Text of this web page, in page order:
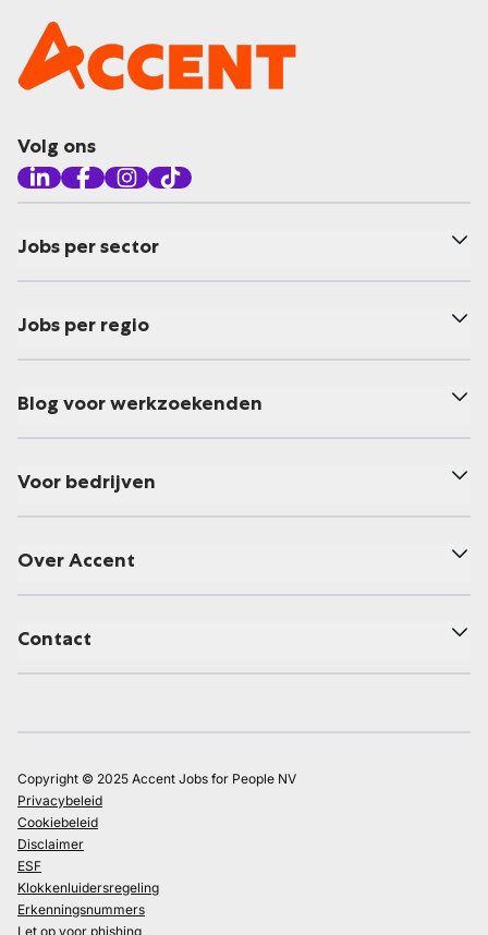
Volg ons
Jobs per sector
Jobs per regio
Blog voor werkzoekenden
Voor bedrijven
Over Accent
Contact
Copyright © 2025 Accent Jobs for People NV
Privacybeleid
Cookiebeleid
Disclaimer
ESF
Klokkenluidersregeling
Erkenningsnummers
Let op voor phishing